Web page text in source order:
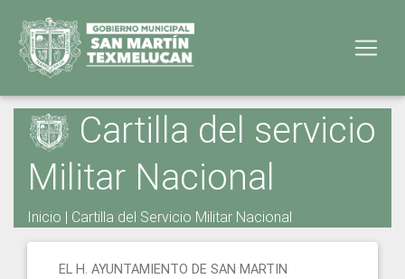
Cartilla del servicio
Militar Nacional
Inicio | Cartilla del Servicio Militar Nacional
EL H. AYUNTAMIENTO DE SAN MARTIN